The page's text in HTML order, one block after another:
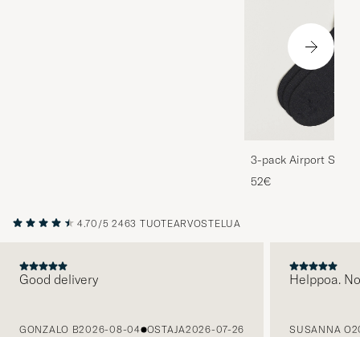
3-pack Airport
Melange
52€
4.70/5 2463 TUOTEARVOSTELUA
Good delivery
GONZALO B2026-08-04 OSTAJA2026-07-26
Helppoa.
SUSANNA O